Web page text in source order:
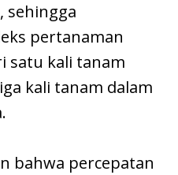
sehingga
pertanaman
satu kali tanam
kali tanam dalam
bahwa percepatan